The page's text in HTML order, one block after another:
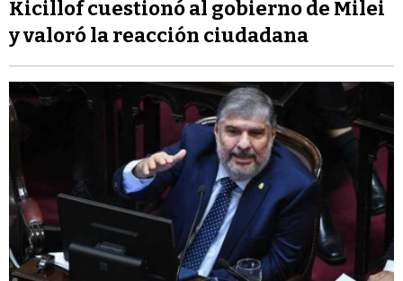
Kicillof cuestionó al gobierno de Milei
y valoró la reacción ciudadana